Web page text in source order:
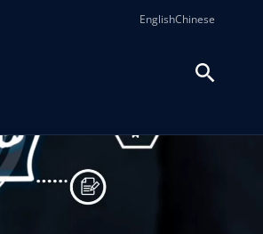
EnglishChinese